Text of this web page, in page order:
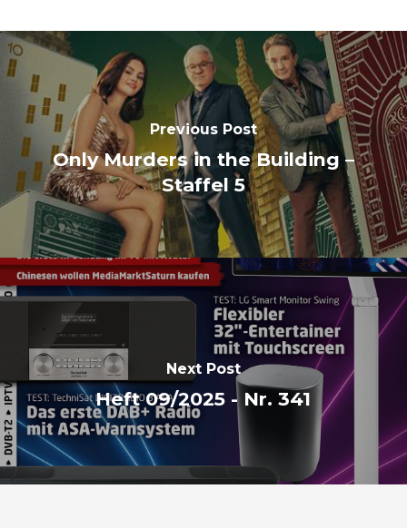
Previous Post
Only Murders in the Building –
Staffel 5
Next Post
Heft 09/2025 - Nr. 341